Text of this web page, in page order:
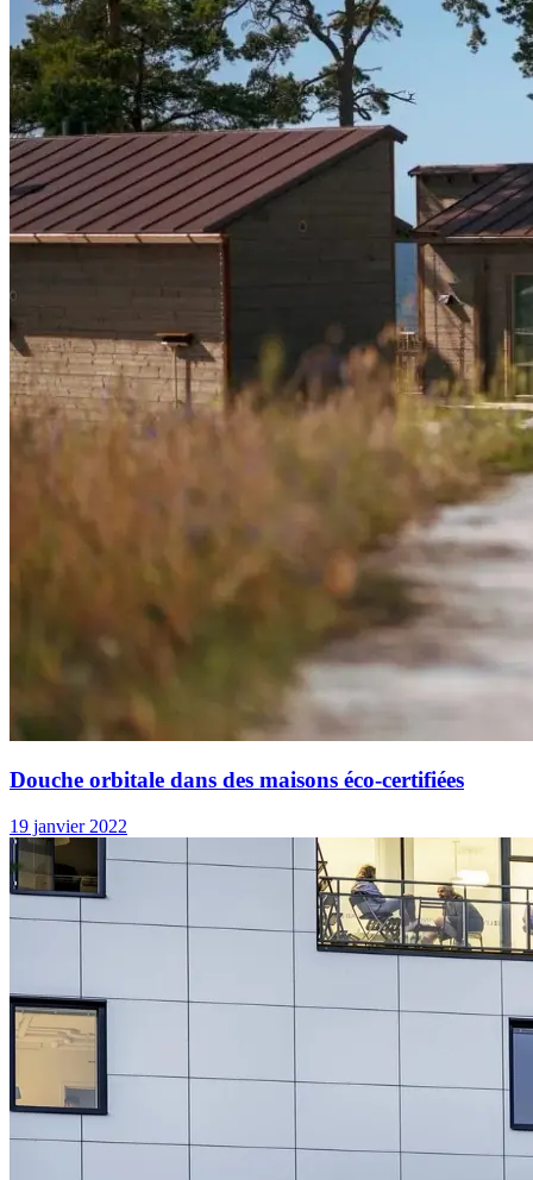
Douche orbitale dans des maisons éco-certifiées
19 janvier 2022